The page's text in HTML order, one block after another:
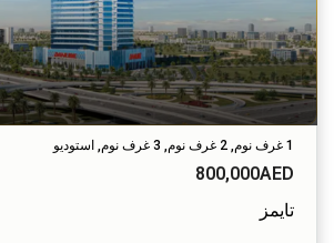
1 غرف نوم, 2 غرف نوم, 3 غرف نوم, استوديو
800,000AED
تايمز